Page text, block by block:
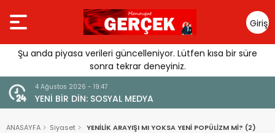
Giriş
Yap
Şu anda piyasa verileri güncelleniyor. Lütfen kısa bir süre
sonra tekrar deneyiniz.
4 Ağustos 2026 - 19:47
YENİ BİR DİN: SOSYAL MEDYA
ANASAYFA Siyaset YENİLİK ARAYIŞI MI YOKSA YENİ POPÜLİZM Mİ? (2)